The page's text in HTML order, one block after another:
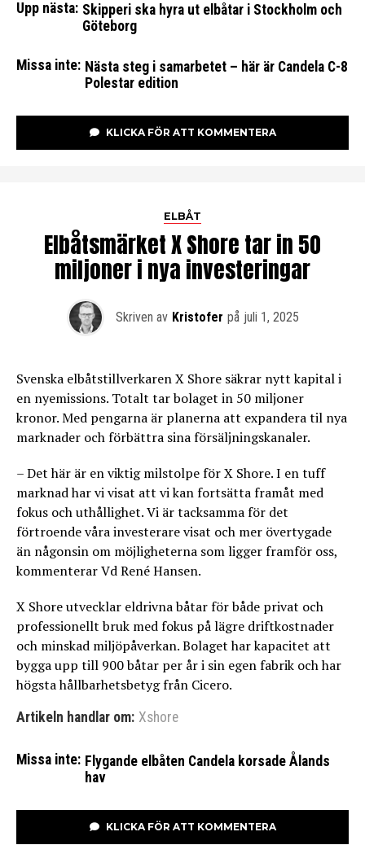
Upp nästa: Skipperi ska hyra ut elbåtar i Stockholm och
Göteborg
Missa inte: Nästa steg i samarbetet – här är Candela C-8
Polestar edition
KLICKA FÖR ATT KOMMENTERA
ELBÅT
Elbåtsmärket X Shore tar in 50
miljoner i nya investeringar
Skriven av Kristofer på juli 1, 2025
Svenska elbåtstillverkaren X Shore säkrar nytt kapital i
en nyemissions. Totalt tar bolaget in 50 miljoner
kronor. Med pengarna är planerna att expandera til nya
marknader och förbättra sina försäljningskanaler.
– Det här är en viktig milstolpe för X Shore. I en tuff
marknad har vi visat att vi kan fortsätta framåt med
fokus och uthållighet. Vi är tacksamma för det
förtroende våra investerare visat och mer övertygade
än någonsin om möjligheterna som ligger framför oss,
kommenterar Vd René Hansen.
X Shore utvecklar eldrivna båtar för både privat och
professionellt bruk med fokus på lägre driftkostnader
och minskad miljöpåverkan. Bolaget har kapacitet att
bygga upp till 900 båtar per år i sin egen fabrik och har
högsta hållbarhetsbetyg från Cicero.
Artikeln handlar om: Xshore
Missa inte: Flygande elbåten Candela korsade Ålands
hav
KLICKA FÖR ATT KOMMENTERA